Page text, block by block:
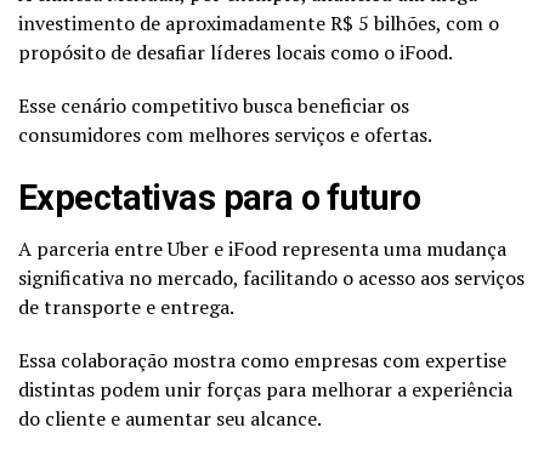
investimento de aproximadamente R$ 5 bilhões, com o
propósito de desafiar líderes locais como o iFood.
Esse cenário competitivo busca beneficiar os
consumidores com melhores serviços e ofertas.
Expectativas para o futuro
A parceria entre Uber e iFood representa uma mudança
significativa no mercado, facilitando o acesso aos serviços
de transporte e entrega.
Essa colaboração mostra como empresas com expertise
distintas podem unir forças para melhorar a experiência
do cliente e aumentar seu alcance.